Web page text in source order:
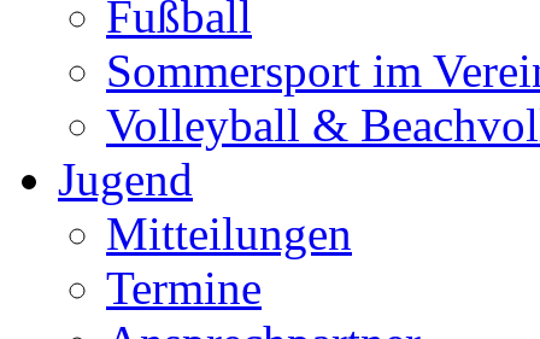
Fußball
Sommersport im
Volleyball &
Jugend
Mitteilungen
Termine